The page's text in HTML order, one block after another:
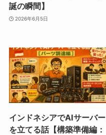
誕の瞬間】
2026年6月5日
インドネシアでAIサーバー
を立てる話【構築準備編：